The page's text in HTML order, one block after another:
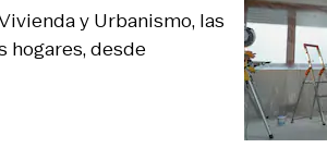
y Urbanismo, las
hogares, desde